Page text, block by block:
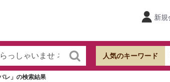
新規
人気のキーワード
レ」の検索結果